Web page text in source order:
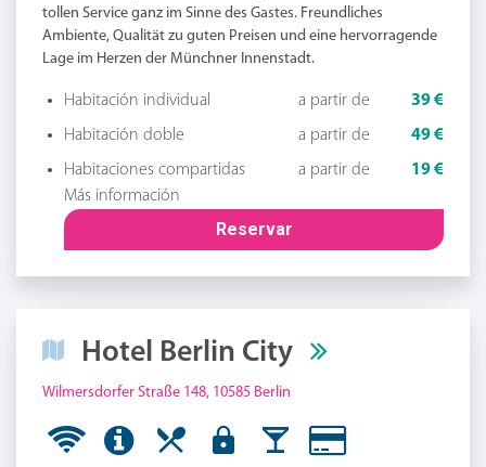
tollen Service ganz im Sinne des Gastes. Freundliches
Ambiente, Qualität zu guten Preisen und eine hervorragende
Lage im Herzen der Münchner Innenstadt.
Habitación individual a partir de
39 €
Habitación doble
a partir de
49 €
Habitaciones compartidas
a partir de
19 €
Más información
Reservar
Hotel Berlin City
Wilmersdorfer Straße 148, 10585 Berlin